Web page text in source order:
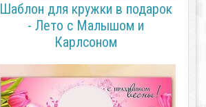
Шаблон для кружки в подарок
- Лето с Малышом и
Карлсоном